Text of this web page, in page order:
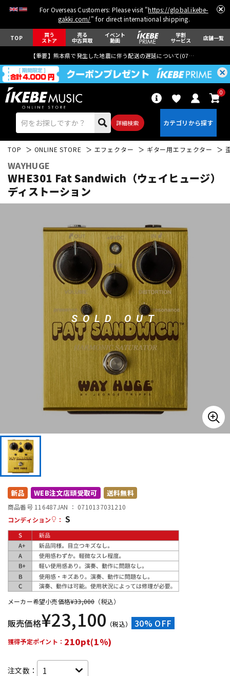
For Overseas Customers: Please visit "https://global.ikebe-
gakki.com/" for direct international shipping.
TOP 買う
ストア
売る
中古買取
イベント
動画
学割
サービス 店舗一覧
【重要】熊本県で発生した地震に伴う配送の遅延について(07月29日
詳細検索
0
ベース ウクレレ
ドラム パーカッション
キーボード 電子ピアノ
その他楽器
エフェクター
配信/ライブ機器
中古 ヴィンテージ
TOP ONLINE STORE エフェクター ギター用エフェクター
WAYHUGE
WHE301 Fat Sandwich（ウェイヒュージ）
ディストーション
SOLD OUT
新品 WEB注文店頭受取可 送料無料
商品番号 116487JAN ： 0710137031210
コンディション
： S
メーカー希望小売価格¥33,000 （税込）
販売価格¥23,100 （税込） 30% OFF
獲得予定ポイント： 210pt(1%)
注文数：